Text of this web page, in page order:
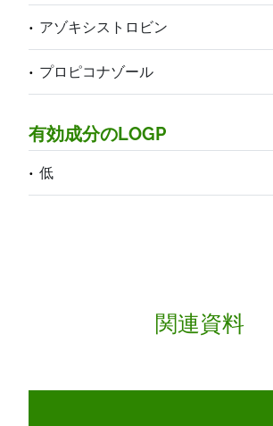
アゾキシストロビン
プロピコナゾール
有効成分のLOGP
低
関連資料